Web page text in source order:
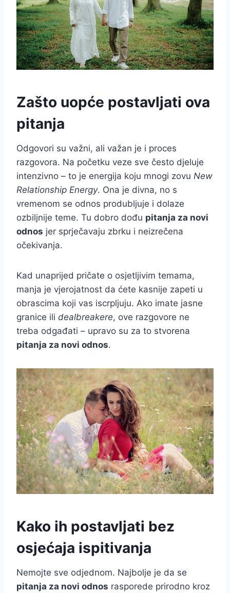
Zašto uopće postavljati ova
pitanja
Odgovori su važni, ali važan je i proces
razgovora. Na početku veze sve često djeluje
intenzivno – to je energija koju mnogi zovu New
Relationship Energy. Ona je divna, no s
vremenom se odnos produbljuje i dolaze
ozbiljnije teme. Tu dobro dođu pitanja za novi
odnos jer sprječavaju zbrku i neizrečena
očekivanja.
Kad unaprijed pričate o osjetljivim temama,
manja je vjerojatnost da ćete kasnije zapeti u
obrascima koji vas iscrpljuju. Ako imate jasne
granice ili dealbreakere, ove razgovore ne
treba odgađati – upravo su za to stvorena
pitanja za novi odnos.
Kako ih postavljati bez
osjećaja ispitivanja
Nemojte sve odjednom. Najbolje je da se
pitanja za novi odnos rasporede prirodno kroz